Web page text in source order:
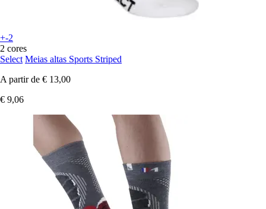
+-2
2 cores
Select Meias altas Sports Striped
A partir de € 13,00
€ 9,06